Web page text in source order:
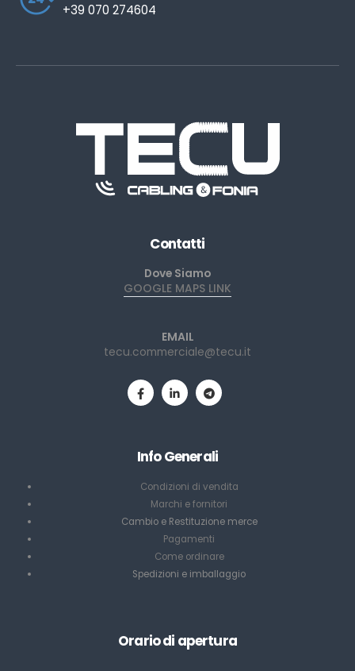
+39 070 274604
Contatti
Dove Siamo
GOOGLE MAPS LINK
EMAIL
tecu.commerciale@tecu.it
Info Generali
Condizioni di vendita
Marchi e fornitori
Cambio e Restituzione merce
Pagamenti
Come ordinare
Spedizioni e imballaggio
Orario di apertura